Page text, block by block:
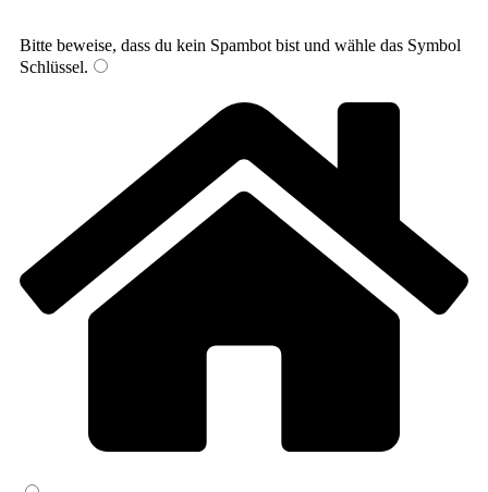
Bitte beweise, dass du kein Spambot bist und wähle das Symbol
Schlüssel.